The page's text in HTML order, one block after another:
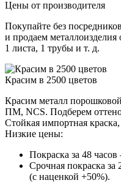
Цены от производителя
Покупайте без
и продаем
1 листа, 1 трубы и т. д.
Красим в 2500 цветов
Красим металл
ПМ, NCS. Подберем
Стойкая импортная
Низкие цены:
Покраска за 48
Срочная покраска за
(с наценкой +50%).